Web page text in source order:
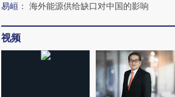
员跨国走私7万
视线｜被称为“蟑螂”的印
度Z世代 用街头抗争将教
育部长拱下台
易峘 ： 海外能源供给缺口对中国的影响
视频